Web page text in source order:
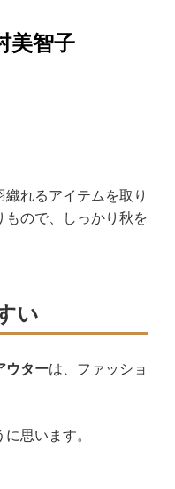
美智子
れるアイテムを取り
もので、しっかり秋を
い
ウターは、ファッショ
に思います。